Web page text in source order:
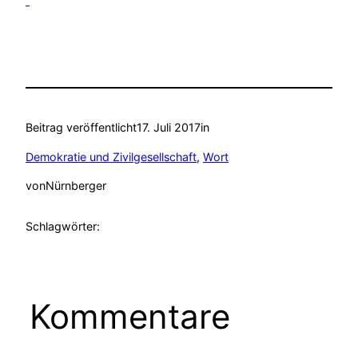
Beitrag veröffentlicht17. Juli 2017in
Demokratie und Zivilgesellschaft, Wort
vonNürnberger
Schlagwörter:
Kommentare